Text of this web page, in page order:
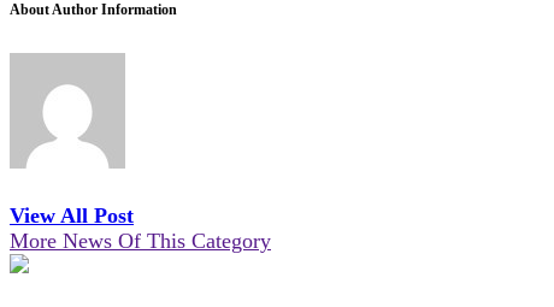
About Author Information
View All Post
More News Of This Category